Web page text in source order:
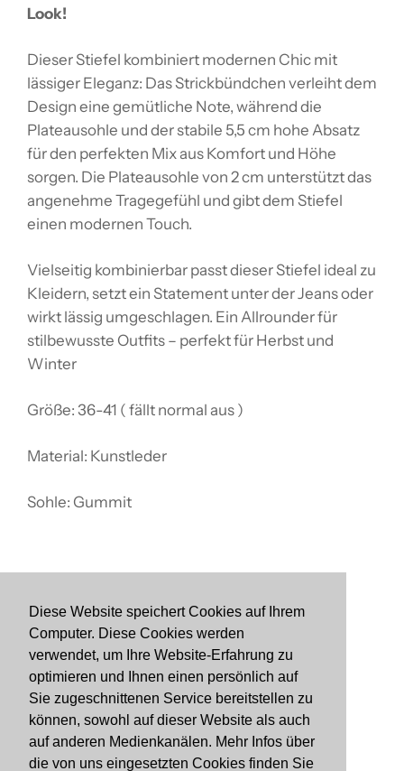
Diese Website speichert Cookies auf Ihrem
Computer. Diese Cookies werden
verwendet, um Ihre Website-Erfahrung zu
optimieren und Ihnen einen persönlich auf
Sie zugeschnittenen Service bereitstellen zu
können, sowohl auf dieser Website als auch
auf anderen Medienkanälen. Mehr Infos über
die von uns eingesetzten Cookies finden Sie
Look!
Dieser Stiefel kombiniert modernen Chic mit
lässiger Eleganz: Das Strickbündchen verleiht dem
Design eine gemütliche Note, während die
Plateausohle und der stabile 5,5 cm hohe Absatz
für den perfekten Mix aus Komfort und Höhe
sorgen. Die Plateausohle von 2 cm unterstützt das
angenehme Tragegefühl und gibt dem Stiefel
einen modernen Touch.
Vielseitig kombinierbar passt dieser Stiefel ideal zu
Kleidern, setzt ein Statement unter der Jeans oder
wirkt lässig umgeschlagen. Ein Allrounder für
stilbewusste Outfits – perfekt für Herbst und
Winter
Größe: 36-41 ( fällt normal aus )
Material: Kunstleder
Sohle: Gummit
Suchen
Impressum
Datenschutzerklärung
Allgemeine Geschäftsbedingungen
Retournieren